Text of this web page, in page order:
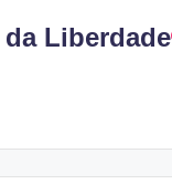
da Liberdade